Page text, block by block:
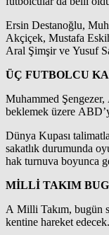
Ersin Destanoğlu,
Akçiçek, Mustafa
Aral Şimşir ve Yusuf
ÜÇ FUTBOLCU
Muhammed
beklemek üzere
Dünya Kupası
sakatlık durumunda
hak turnuva boyunca
MİLLİ TAKIM
A Milli Takım, bugün
kentine hareket edecek.